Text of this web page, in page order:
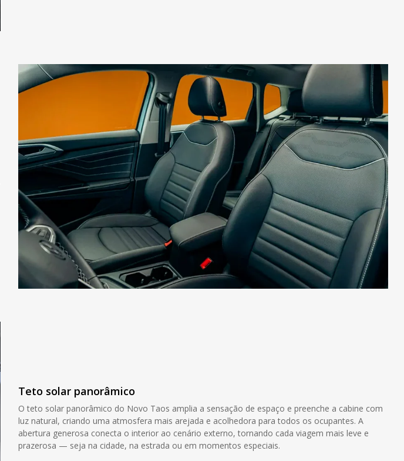
Teto solar panorâmico
O teto solar panorâmico do Novo Taos amplia a sensação de espaço e preenche a cabine com
luz natural, criando uma atmosfera mais arejada e acolhedora para todos os ocupantes. A
abertura generosa conecta o interior ao cenário externo, tornando cada viagem mais leve e
prazerosa — seja na cidade, na estrada ou em momentos especiais.